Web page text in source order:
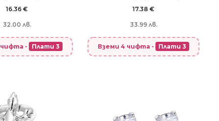
16.36€
32.00 лв.
- Плати 3
17.38€
33.99 лв.
Вземи 4 чифта - Плати 3